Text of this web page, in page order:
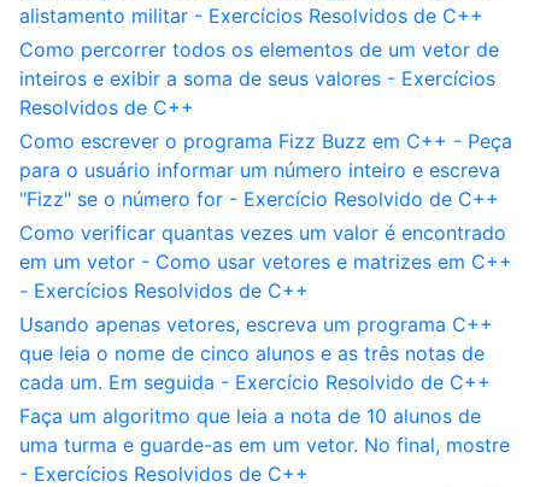
alistamento militar - Exercícios Resolvidos de C++
Como percorrer todos os elementos de um vetor de
inteiros e exibir a soma de seus valores - Exercícios
Resolvidos de C++
Como escrever o programa Fizz Buzz em C++ - Peça
para o usuário informar um número inteiro e escreva
"Fizz" se o número for - Exercício Resolvido de C++
Como verificar quantas vezes um valor é encontrado
em um vetor - Como usar vetores e matrizes em C++
- Exercícios Resolvidos de C++
Usando apenas vetores, escreva um programa C++
que leia o nome de cinco alunos e as três notas de
cada um. Em seguida - Exercício Resolvido de C++
Faça um algoritmo que leia a nota de 10 alunos de
uma turma e guarde-as em um vetor. No final, mostre
- Exercícios Resolvidos de C++